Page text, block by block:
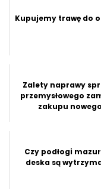
Kupujemy trawę do
Zalety naprawy
przemysłowego
zakupu nowego
Czy podłogi
deska są